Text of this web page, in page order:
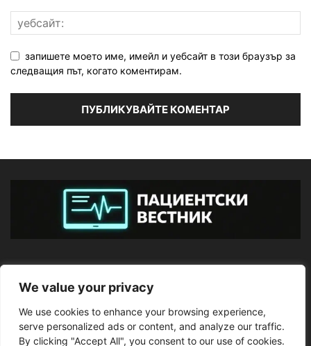
We value your privacy
We use cookies to enhance your browsing experience,
serve personalized ads or content, and analyze our traffic.
By clicking "Accept All", you consent to our use of cookies.
запишете моето име, имейл и уебсайт в този браузър за
следващия път, когато коментирам.
ПОСЛЕДВАЙТЕ НИ